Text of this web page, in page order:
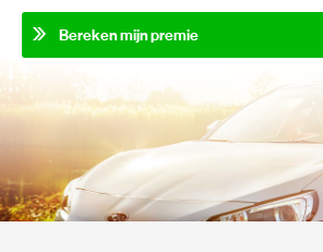
Bereken mijn premie